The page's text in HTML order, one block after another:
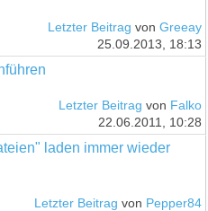
Letzter Beitrag von Greeay
25.09.2013, 18:13
Letzter Beitrag von Falko
22.06.2011, 10:28
laden immer wieder
Letzter Beitrag von Pepper84